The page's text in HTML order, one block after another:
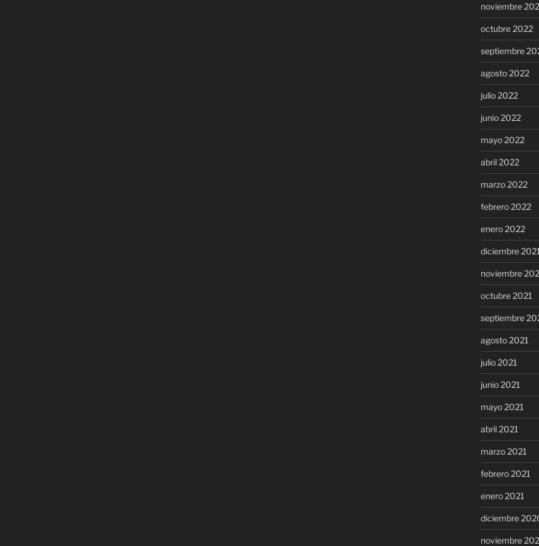
noviembre
octubre 2022
septiembre
agosto 2022
julio 2022
junio 2022
mayo 2022
abril 2022
marzo 2022
febrero 2022
enero 2022
diciembre
noviembre
octubre 2021
septiembre
agosto 2021
julio 2021
junio 2021
mayo 2021
abril 2021
marzo 2021
febrero 2021
enero 2021
diciembre
noviembre